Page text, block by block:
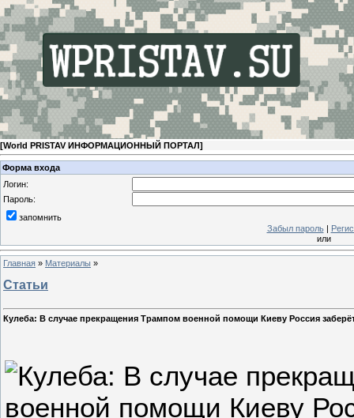
[World PRISTAV ИНФОРМАЦИОННЫЙ ПОРТАЛ]
Форма входа
Логин:
Пароль:
запомнить
Забыл пароль|
или
Главная » Материалы »
Статьи
Кулеба: В случае прекращения Трампом военной помощи Киеву Россия